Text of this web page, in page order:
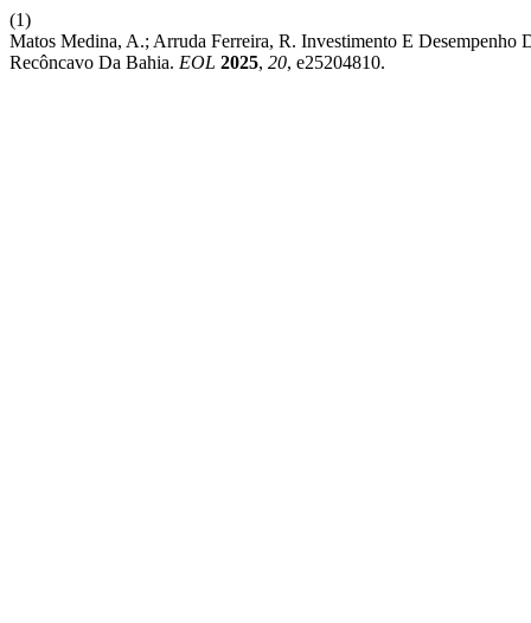
(1)
Matos Medina, A.; Arruda Ferreira, R. Investimento E
Recôncavo Da Bahia. EOL 2025, 20, e25204810.